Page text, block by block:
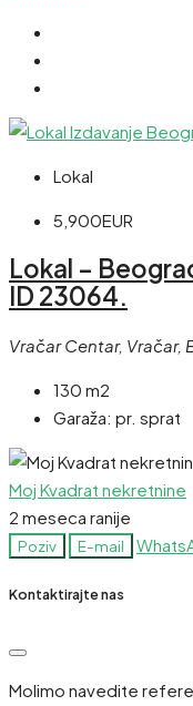
Lokal
5,900EUR
Lokal –
ID 23064.
Vračar Centar, Vračar,
130 m2
Garaža: pr. sprat
Moj Kvadrat nekretnine
2 meseca ranije
Poziv E-mail
Kontaktirajte nas
Molimo navedite